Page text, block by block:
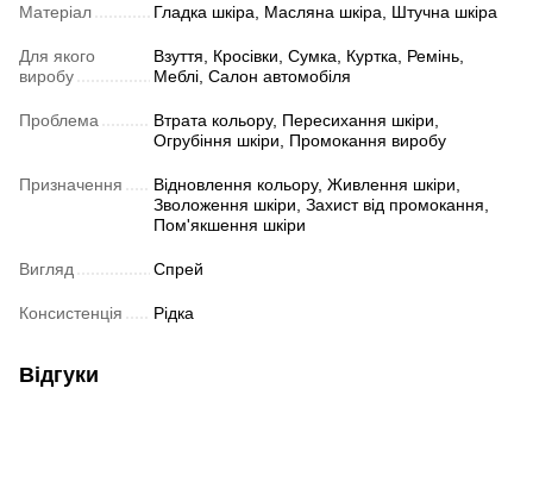
Матеріал Гладка шкіра, Масляна шкіра, Штучна шкіра
Для якого
виробу
Взуття, Кросівки, Сумка, Куртка, Ремінь,
Меблі, Салон автомобіля
Проблема
Втрата кольору, Пересихання шкіри,
Огрубіння шкіри, Промокання виробу
Призначення
Відновлення кольору, Живлення шкіри,
Зволоження шкіри, Захист від промокання,
Пом'якшення шкіри
Вигляд Спрей
Консистенція Рідка
Відгуки